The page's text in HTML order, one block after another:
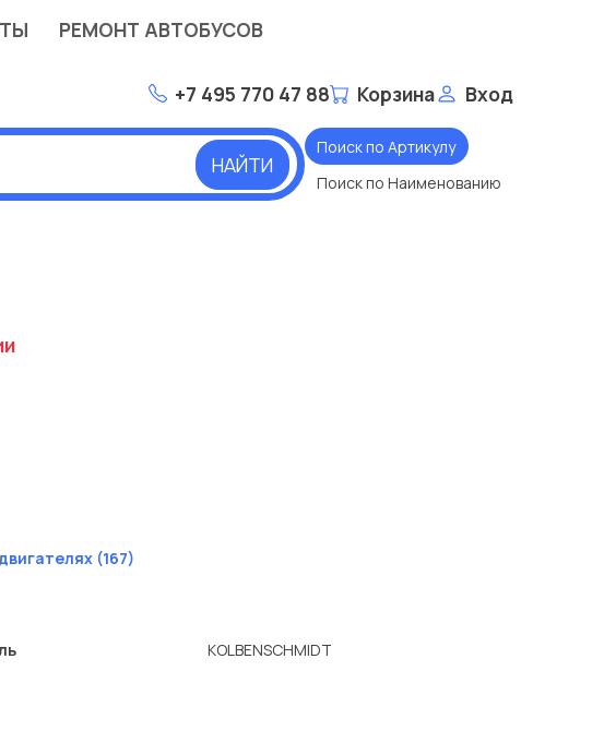
РЕМОНТ АВТОБУСОВ
+7 495 770 47 88 Корзина Вход
НАЙТИ
Поиск по Артикулу
Поиск по Наименованию
(167)
KOLBENSCHMIDT